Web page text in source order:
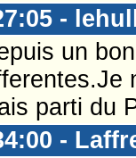
-
un
parti du
-